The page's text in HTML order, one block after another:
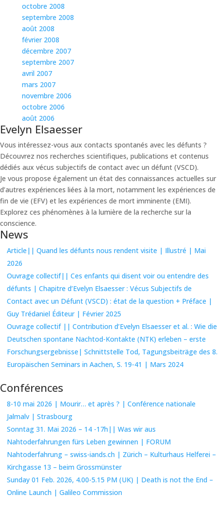
octobre 2008
septembre 2008
août 2008
février 2008
décembre 2007
septembre 2007
avril 2007
mars 2007
novembre 2006
octobre 2006
août 2006
Evelyn Elsaesser
Vous intéressez-vous aux contacts spontanés avec les défunts ?
Découvrez nos recherches scientifiques, publications et contenus
dédiés aux vécus subjectifs de contact avec un défunt (VSCD).
Je vous propose également un état des connaissances actuelles sur
d’autres expériences liées à la mort, notamment les expériences de
fin de vie (EFV) et les expériences de mort imminente (EMI).
Explorez ces phénomènes à la lumière de la recherche sur la
conscience.
News
Article|| Quand les défunts nous rendent visite | Illustré | Mai
2026
Ouvrage collectif|| Ces enfants qui disent voir ou entendre des
défunts | Chapitre d’Evelyn Elsaesser : Vécus Subjectifs de
Contact avec un Défunt (VSCD) : état de la question + Préface |
Guy Trédaniel Éditeur | Février 2025
Ouvrage collectif || Contribution d’Evelyn Elsaesser et al. : Wie die
Deutschen spontane Nachtod-Kontakte (NTK) erleben – erste
Forschungsergebnisse| Schnittstelle Tod, Tagungsbeiträge des 8.
Europäischen Seminars in Aachen, S. 19-41 | Mars 2024
Conférences
8-10 mai 2026 | Mourir… et après ? | Conférence nationale
Jalmalv | Strasbourg
Sonntag 31. Mai 2026 – 14 -17h|| Was wir aus
Nahtoderfahrungen fürs Leben gewinnen | FORUM
Nahtoderfahrung – swiss-iands.ch | Zürich – Kulturhaus Helferei –
Kirchgasse 13 – beim Grossmünster
Sunday 01 Feb. 2026, 4.00-5.15 PM (UK) | Death is not the End –
Online Launch | Galileo Commission